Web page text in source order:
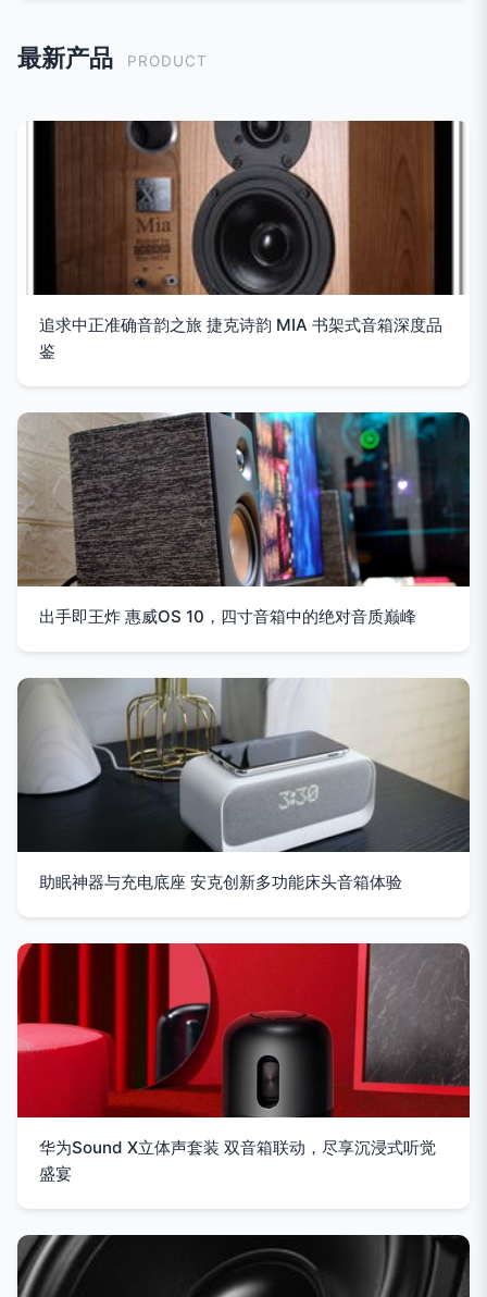
最新产品 PRODUCT
追求中正准确音韵之旅 捷克诗韵 MIA 书架式音箱深度品
鉴
出手即王炸 惠威OS 10，四寸音箱中的绝对音质巅峰
助眠神器与充电底座 安克创新多功能床头音箱体验
华为Sound X立体声套装 双音箱联动，尽享沉浸式听觉
盛宴